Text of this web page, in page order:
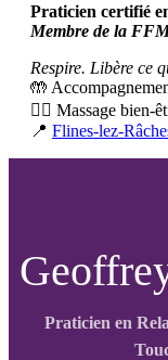
Praticien certifié
Membre de la
Respire. Libère ce
🤲
💆‍♀️ Massage bien-
📍 Flines-lez-
Praticien en